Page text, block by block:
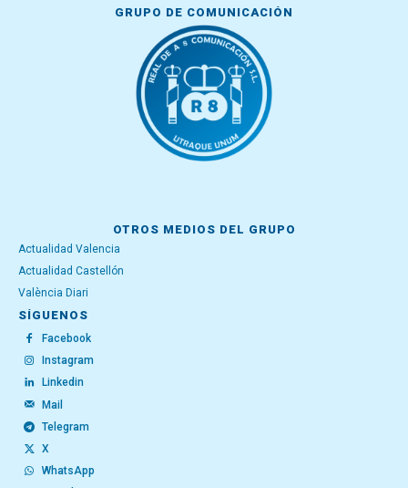
GRUPO DE COMUNICACIÓN
OTROS MEDIOS DEL GRUPO
Actualidad Valencia
Actualidad Castellón
València Diari
SÍGUENOS
Facebook
Instagram
Linkedin
Mail
Telegram
X
WhatsApp